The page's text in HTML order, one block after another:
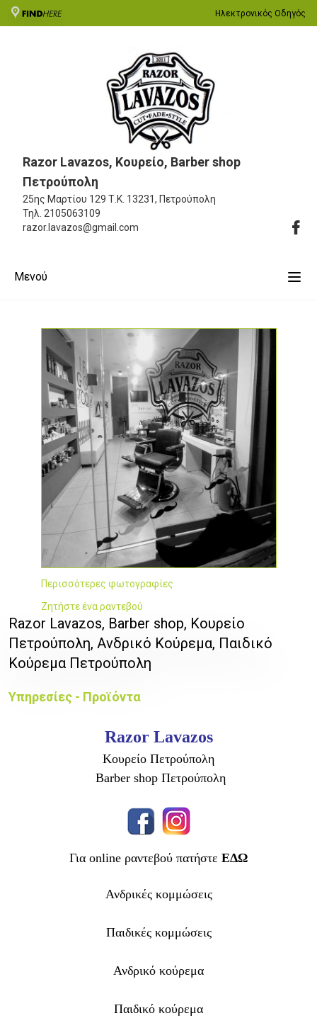
Ηλεκτρονικός Οδηγός
Razor Lavazos, Κουρείο, Barber shop
Πετρούπολη
25ης Μαρτίου 129 Τ.Κ. 13231, Πετρούπολη
Τηλ. 2105063109
razor.lavazos@gmail.com
Μενού
Περισσότερες φωτογραφίες
Ζητήστε ένα ραντεβού
Razor Lavazos, Barber shop, Κουρείο
Πετρούπολη, Ανδρικό Κούρεμα, Παιδικό
Κούρεμα Πετρούπολη
Υπηρεσίες - Προϊόντα
Razor Lavazos
Κουρείο Πετρούπολη
Barber shop Πετρούπολη
Για online ραντεβού πατήστε ΕΔΩ
Ανδρικές κομμώσεις
Παιδικές κομμώσεις
Ανδρικό κούρεμα
Παιδικό κούρεμα